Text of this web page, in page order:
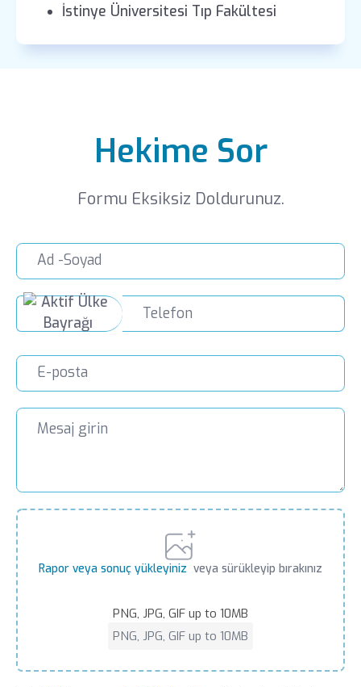
İstinye Üniversitesi Tıp Fakültesi
Hekime Sor
Formu Eksiksiz Doldurunuz.
Rapor veya sonuç yükleyiniz veya sürükleyip bırakınız
PNG, JPG, GIF up to 10MB
PNG, JPG, GIF up to 10MB